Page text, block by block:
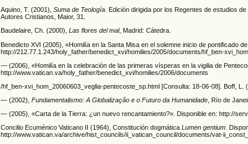
Aquino, T. (2001),Suma de Teología . Edición dirigida por los Regentes de estudios
Autores Cristianos, Maior, 31.
Baudelaire, Ch. (2000),Las flores del mal, Madrid: Cátedra.
Benedicto XVI (2005), «Homilía en la Santa Misa en el solemne inicio de pontificado
http://212.77.1.243/holy_father/benedict_xvi/homilies/2005/documents/hf_ben-
— (2006), «Homilía en la celebración de las primeras vísperas en la vigilia de
http://www.vatican.va/holy_father/benedict_xvi/homilies/2006/documents
/hf_ben-xvi_hom_20060603_veglia-pentecoste_sp.html [Consulta: 18-06-08]. Boff,
— (2002),Fundamentalismo: A Globalização e o Futuro da Humanidade , Río de
— (2005), «Carta de la Tierra: ¿un nuevo rencantamiento?». Disponible en: http://
Concilio Ecuménico Vaticano II (1964), Constitución dogmáticaLumen gentium.
http://www.vatican.va/archive/hist_councils/ii_vatican_council/documents/vat-